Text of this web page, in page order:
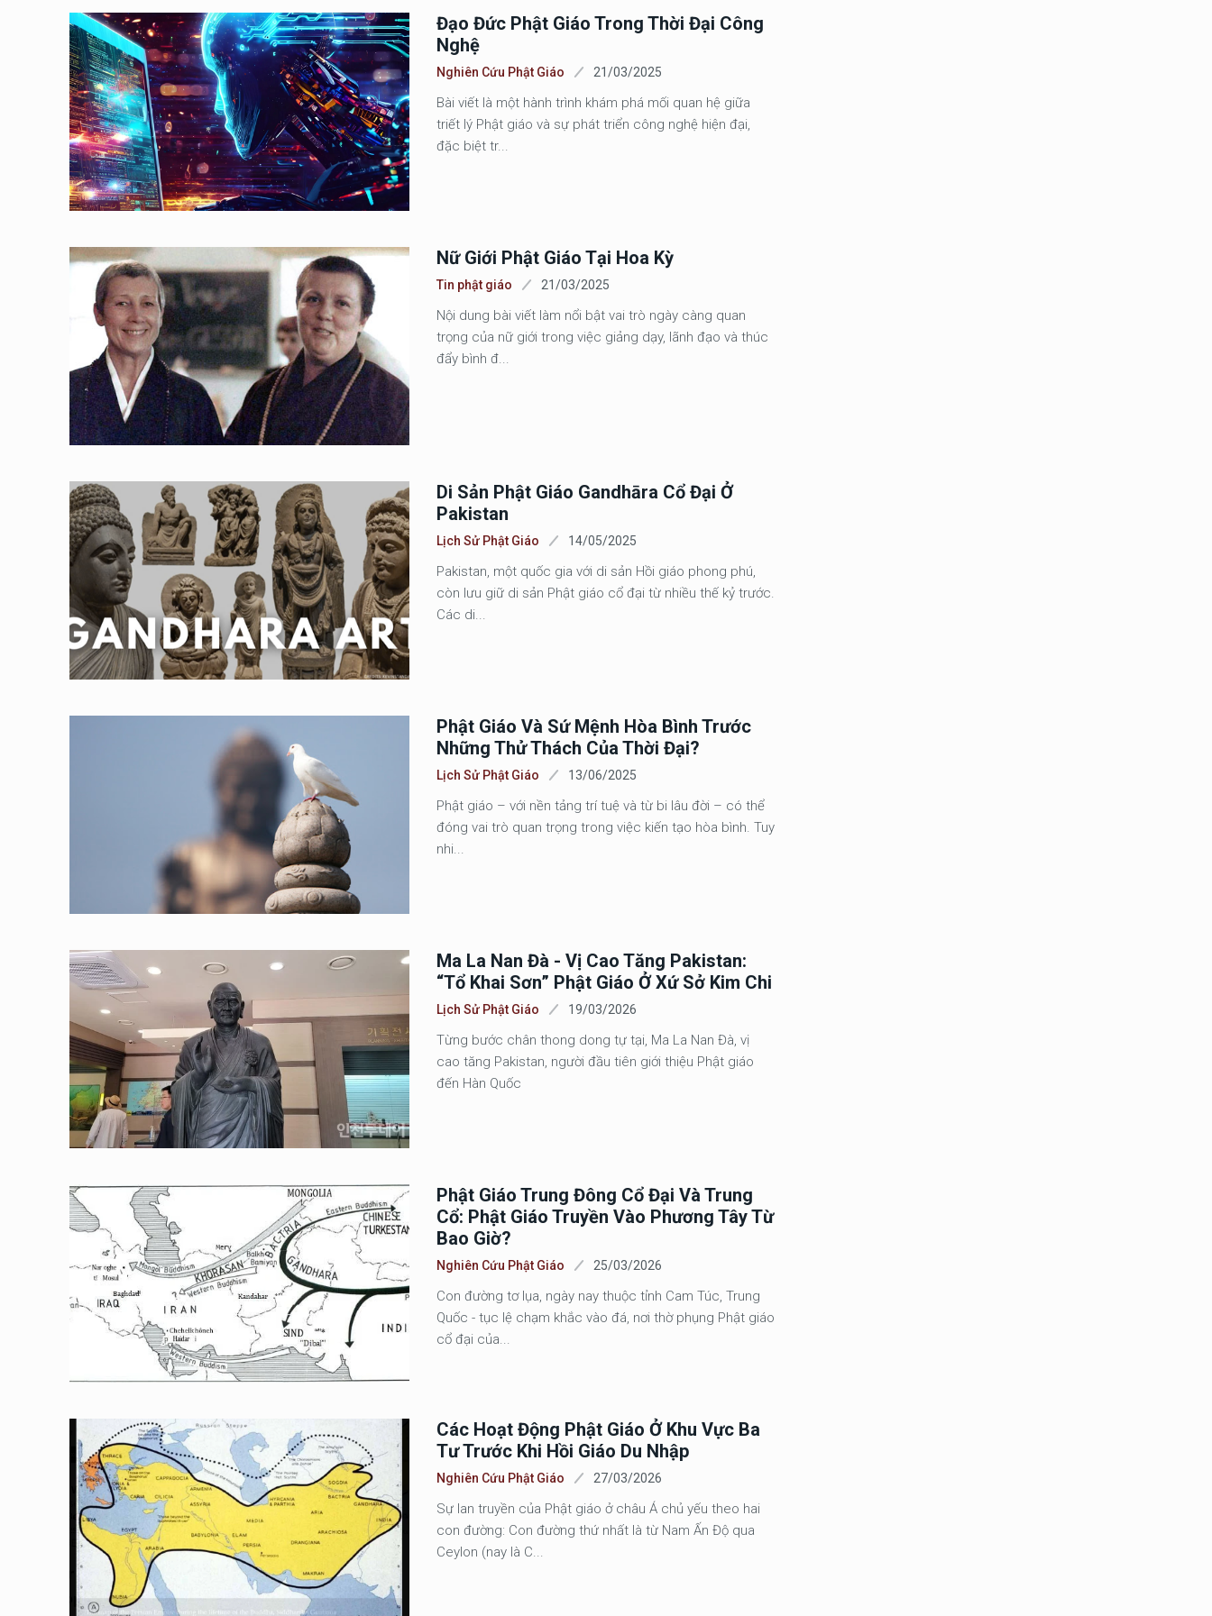
Đạo Đức Phật Giáo Trong Thời Đại Công
Nghệ
Nghiên Cứu Phật Giáo 21/03/2025
Bài viết là một hành trình khám phá mối quan hệ giữa
triết lý Phật giáo và sự phát triển công nghệ hiện đại,
đặc biệt tr...
Nữ Giới Phật Giáo Tại Hoa Kỳ
Tin phật giáo 21/03/2025
Nội dung bài viết làm nổi bật vai trò ngày càng quan
trọng của nữ giới trong việc giảng dạy, lãnh đạo và thúc
đẩy bình đ...
Di Sản Phật Giáo Gandhāra Cổ Đại Ở
Pakistan
Lịch Sử Phật Giáo 14/05/2025
Pakistan, một quốc gia với di sản Hồi giáo phong phú,
còn lưu giữ di sản Phật giáo cổ đại từ nhiều thế kỷ trước.
Các di...
Phật Giáo Và Sứ Mệnh Hòa Bình Trước
Những Thử Thách Của Thời Đại?
Lịch Sử Phật Giáo 13/06/2025
Phật giáo – với nền tảng trí tuệ và từ bi lâu đời – có thể
đóng vai trò quan trọng trong việc kiến tạo hòa bình. Tuy
nhi...
Ma La Nan Đà - Vị Cao Tăng Pakistan:
“Tổ Khai Sơn” Phật Giáo Ở Xứ Sở Kim Chi
Lịch Sử Phật Giáo 19/03/2026
Từng bước chân thong dong tự tại, Ma La Nan Đà, vị
cao tăng Pakistan, người đầu tiên giới thiệu Phật giáo
đến Hàn Quốc
Phật Giáo Trung Đông Cổ Đại Và Trung
Cổ: Phật Giáo Truyền Vào Phương Tây Từ
Bao Giờ?
Nghiên Cứu Phật Giáo 25/03/2026
Con đường tơ lụa, ngày nay thuộc tỉnh Cam Túc, Trung
Quốc - tục lệ chạm khắc vào đá, nơi thờ phụng Phật giáo
cổ đại của...
Các Hoạt Động Phật Giáo Ở Khu Vực Ba
Tư Trước Khi Hồi Giáo Du Nhập
Nghiên Cứu Phật Giáo 27/03/2026
Sự lan truyền của Phật giáo ở châu Á chủ yếu theo hai
con đường: Con đường thứ nhất là từ Nam Ấn Độ qua
Ceylon (nay là C...